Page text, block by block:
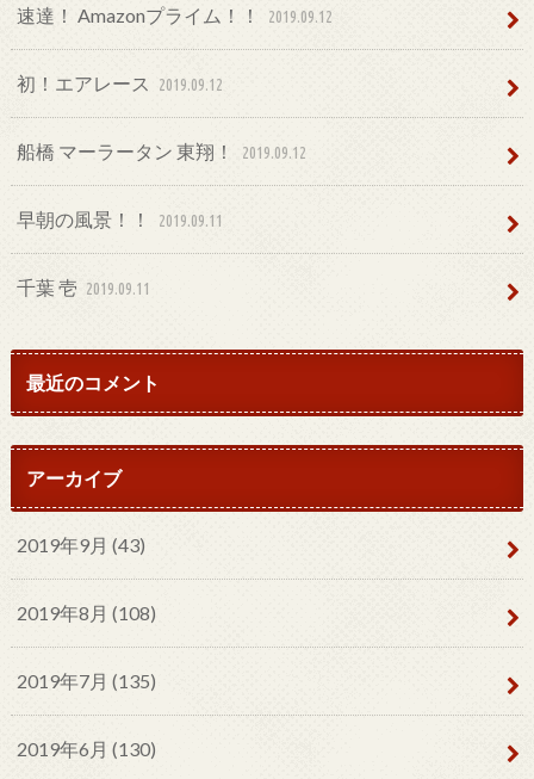
速達！ Amazonプライム！！ 2019.09.12
初！エアレース 2019.09.12
船橋 マーラータン 東翔！ 2019.09.12
早朝の風景！！ 2019.09.11
千葉 壱 2019.09.11
最近のコメント
アーカイブ
2019年9月 (43)
2019年8月 (108)
2019年7月 (135)
2019年6月 (130)